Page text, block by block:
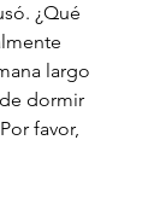
¿Qué
largo
dormir
favor,